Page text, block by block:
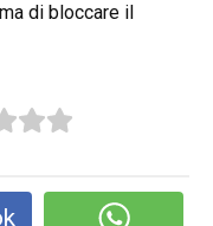
di bloccare il